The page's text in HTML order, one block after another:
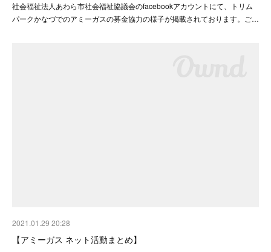
社会福祉法人あわら市社会福祉協議会のfacebookアカウントにて、トリム
パークかなづでのアミーガスの募金協力の様子が掲載されております。ご…
2021.01.29 20:28
【アミーガス ネット活動まとめ】